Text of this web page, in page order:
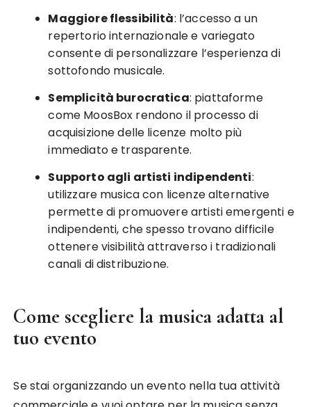
Maggiore flessibilità: l’accesso a un
repertorio internazionale e variegato
consente di personalizzare l’esperienza di
sottofondo musicale.
Semplicità burocratica: piattaforme
come MoosBox rendono il processo di
acquisizione delle licenze molto più
immediato e trasparente.
Supporto agli artisti indipendenti:
utilizzare musica con licenze alternative
permette di promuovere artisti emergenti e
indipendenti, che spesso trovano difficile
ottenere visibilità attraverso i tradizionali
canali di distribuzione.
Come scegliere la musica adatta al
tuo evento
Se stai organizzando un evento nella tua attività